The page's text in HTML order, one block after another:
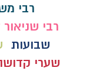
רבי
רבי
שבועות
שערי